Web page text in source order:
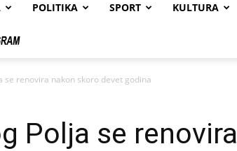
POLITIKA SPORT KULTURA
se renovira nakon skoro devet godina
Polja se renovira